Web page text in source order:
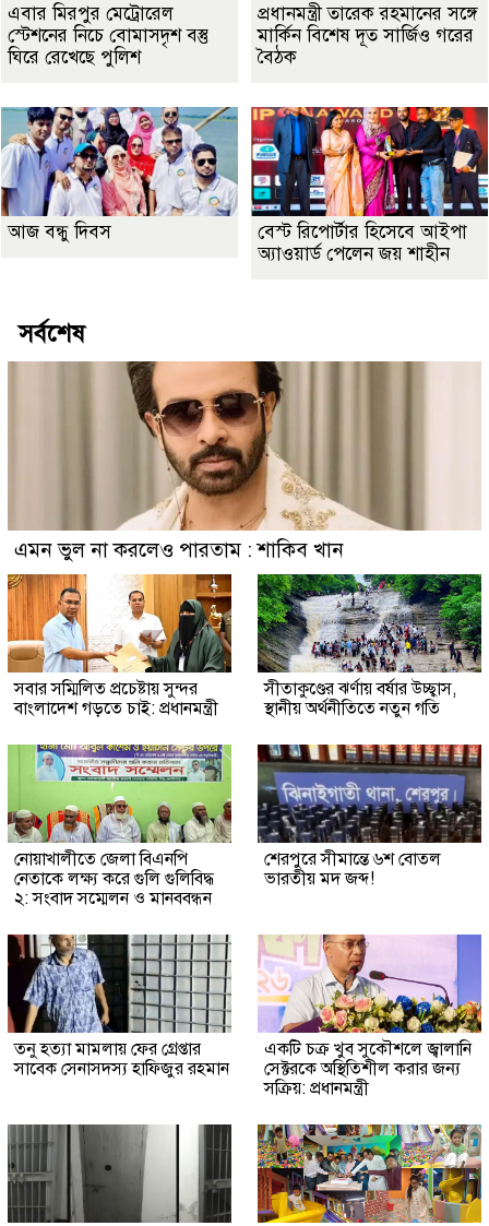
এবার মিরপুর মেট্রোরেল
স্টেশনের নিচে বোমাসদৃশ বস্তু
ঘিরে রেখেছে পুলিশ
প্রধানমন্ত্রী তারেক রহমানের সঙ্গে
মার্কিন বিশেষ দূত সার্জিও গরের
বৈঠক
আজ বন্ধু দিবস
বেস্ট রিপোর্টার হিসেবে আইপা
অ্যাওয়ার্ড পেলেন জয় শাহীন
সর্বশেষ
এমন ভুল না করলেও পারতাম : শাকিব খান
সবার সম্মিলিত প্রচেষ্টায় সুন্দর
বাংলাদেশ গড়তে চাই: প্রধানমন্ত্রী
সীতাকুণ্ডের ঝর্ণায় বর্ষার উচ্ছ্বাস,
স্থানীয় অর্থনীতিতে নতুন গতি
নোয়াখালীতে জেলা বিএনপি
নেতাকে লক্ষ্য করে গুলি গুলিবিদ্ধ
২: সংবাদ সম্মেলন ও মানববন্ধন
শেরপুরে সীমান্তে ৬শ বোতল
ভারতীয় মদ জব্দ!
তনু হত্যা মামলায় ফের গ্রেপ্তার
সাবেক সেনাসদস্য হাফিজুর রহমান
একটি চক্র খুব সুকৌশলে জ্বালানি
সেক্টরকে অস্থিতিশীল করার জন্য
সক্রিয়: প্রধানমন্ত্রী